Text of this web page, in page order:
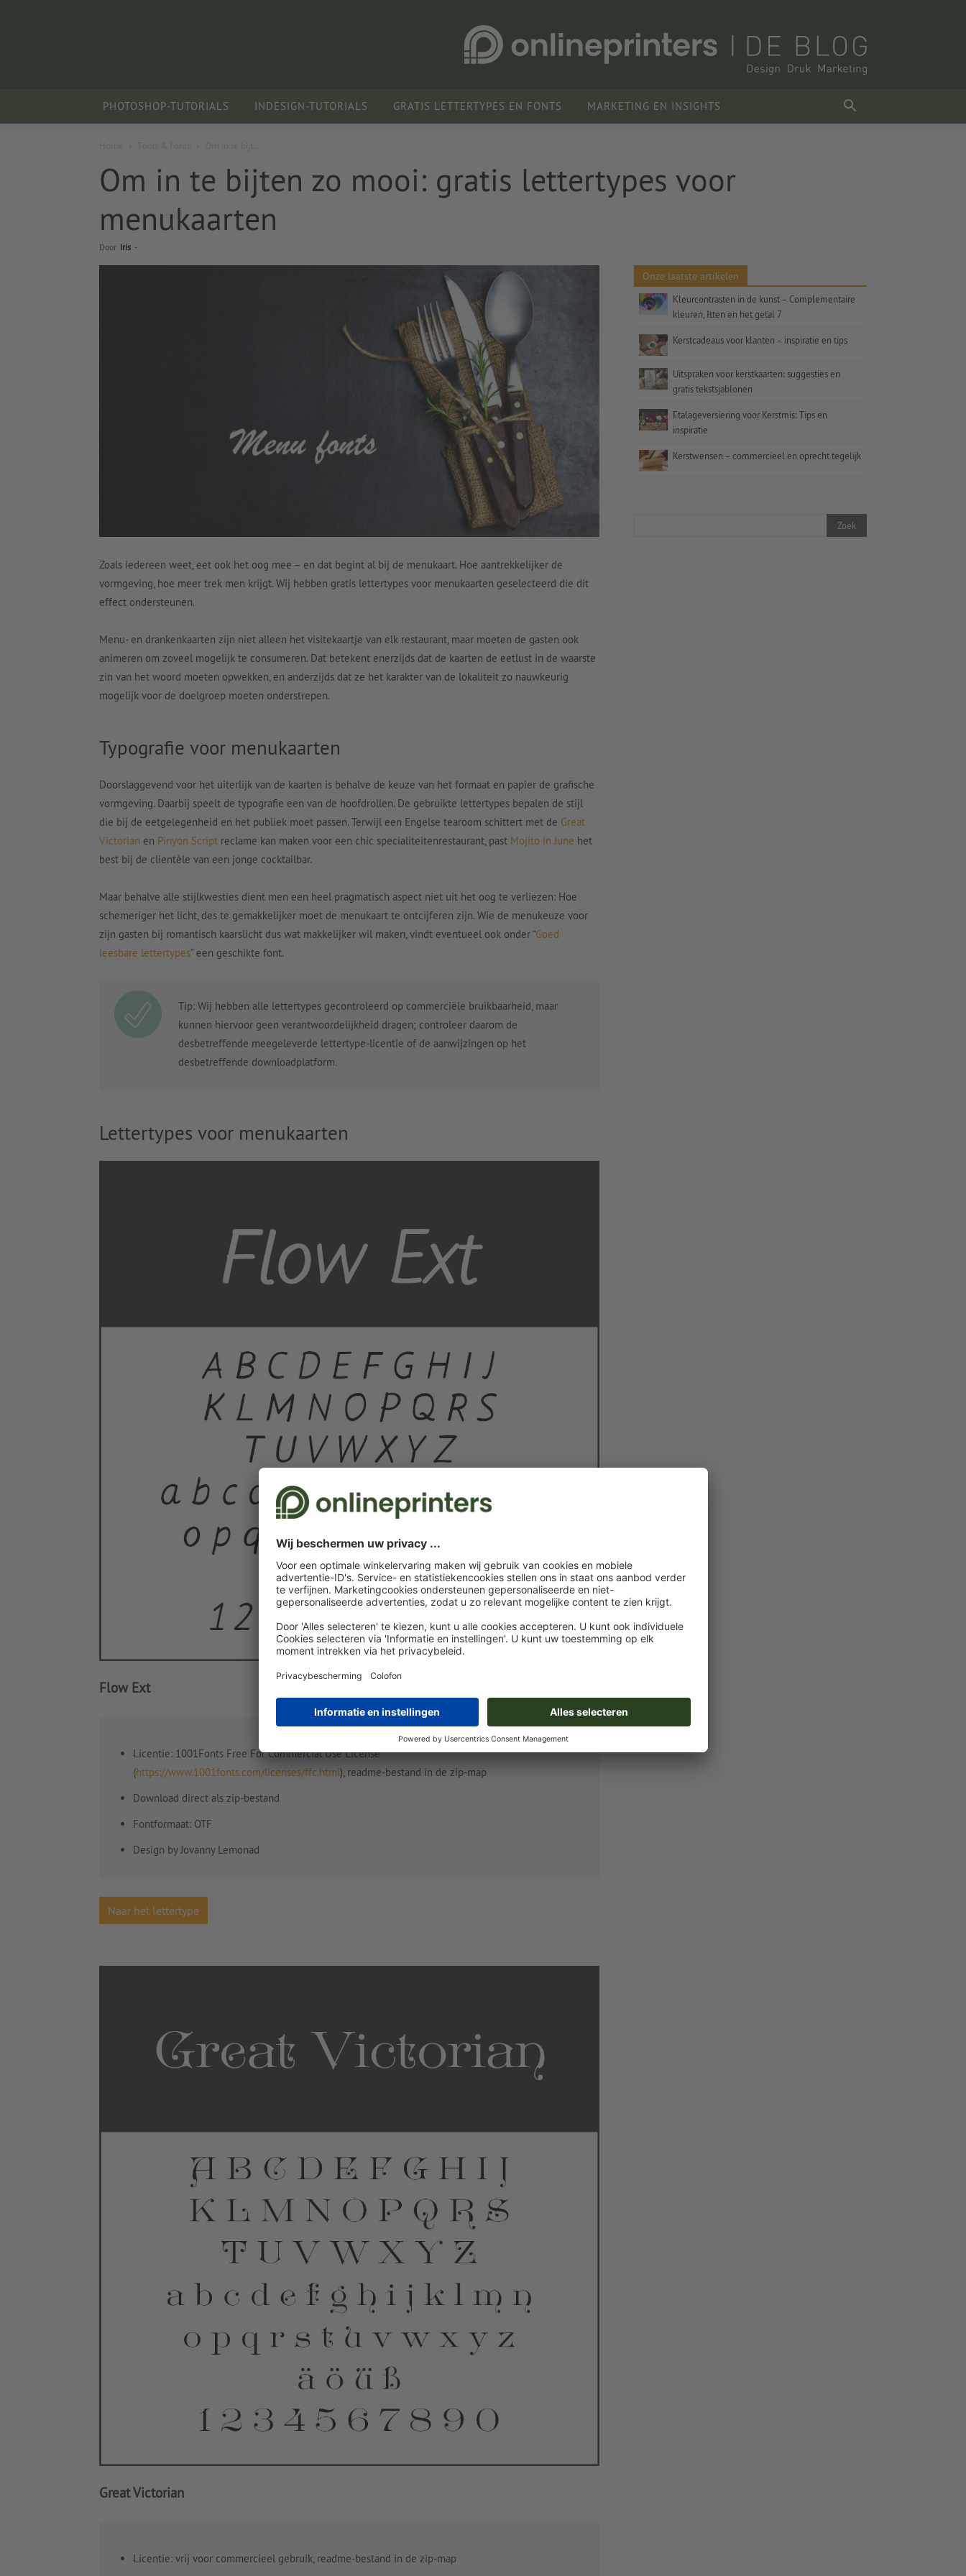
PHOTOSHOP-TUTORIALS INDESIGN-TUTORIALS GRATIS LETTERTYPES EN FONTS MARKETING EN INSIGHTS
Om in te bijten zo mooi: gratis lettertypes voor
menukaarten
Door Iris -
Zoals iedereen weet, eet ook het oog mee – en dat begint al bij de menukaart. Hoe aantrekkelijker de
vormgeving, hoe meer trek men krijgt. Wij hebben gratis lettertypes voor menukaarten geselecteerd die dit
effect ondersteunen.
Menu- en drankenkaarten zijn niet alleen het visitekaartje van elk restaurant, maar moeten de gasten ook
animeren om zoveel mogelijk te consumeren. Dat betekent enerzijds dat de kaarten de eetlust in de waarste
zin van het woord moeten opwekken, en anderzijds dat ze het karakter van de lokaliteit zo nauwkeurig
mogelijk voor de doelgroep moeten onderstrepen.
Typografie voor menukaarten
Doorslaggevend voor het uiterlijk van de kaarten is behalve de keuze van het formaat en papier de grafische
vormgeving. Daarbij speelt de typografie een van de hoofdrollen. De gebruikte lettertypes bepalen de stijl
die bij de eetgelegenheid en het publiek moet passen. Terwijl een Engelse tearoom schittert met de Great
Victorian en Pinyon Script reclame kan maken voor een chic specialiteitenrestaurant, past Mojito in June het
best bij de clientèle van een jonge cocktailbar.
Maar behalve alle stijlkwesties dient men een heel pragmatisch aspect niet uit het oog te verliezen: Hoe
schemeriger het licht, des te gemakkelijker moet de menukaart te ontcijferen zijn. Wie de menukeuze voor
zijn gasten bij romantisch kaarslicht dus wat makkelijker wil maken, vindt eventueel ook onder “Goed
leesbare lettertypes” een geschikte font.
Tip: Wij hebben alle lettertypes gecontroleerd op commerciële bruikbaarheid, maar
kunnen hiervoor geen verantwoordelijkheid dragen; controleer daarom de
desbetreffende meegeleverde lettertype-licentie of de aanwijzingen op het
desbetreffende downloadplatform.
Lettertypes voor menukaarten
Flow Ext
Licentie: 1001Fonts Free For Commercial Use License
(https://www.1001fonts.com/licenses/ffc.html), readme-bestand in de zip-map
Download direct als zip-bestand
Fontformaat: OTF
Design by Jovanny Lemonad
Naar het lettertype
Great Victorian
Licentie: vrij voor commercieel gebruik, readme-bestand in de zip-map
Onze laatste artikelen
Kleurcontrasten in de kunst – Complementaire
kleuren, Itten en het getal 7
Kerstcadeaus voor klanten – inspiratie en tips
Uitspraken voor kerstkaarten: suggesties en
gratis tekstsjablonen
Etalageversiering voor Kerstmis: Tips en
inspiratie
Kerstwensen – commercieel en oprecht tegelijk